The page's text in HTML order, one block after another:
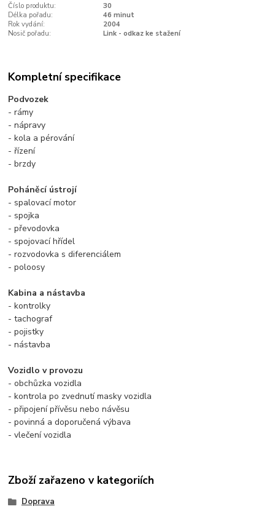
Číslo produktu:
30
Délka pořadu:
46 minut
Rok vydání:
2004
Nosič pořadu:
Link - odkaz ke stažení
Kompletní specifikace
Podvozek
- rámy
- nápravy
- kola a pérování
- řízení
- brzdy
Poháněcí ústrojí
- spalovací motor
- spojka
- převodovka
- spojovací hřídel
- rozvodovka s diferenciálem
- poloosy
Kabina a nástavba
- kontrolky
- tachograf
- pojistky
- nástavba
Vozidlo v provozu
- obchůzka vozidla
- kontrola po zvednutí masky vozidla
- připojení přívěsu nebo návěsu
- povinná a doporučená výbava
- vlečení vozidla
Zboží zařazeno v kategoriích
Doprava